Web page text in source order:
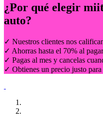
¿Por qué elegir
auto?
✓ Nuestros clientes nos
✓ Ahorras hasta el 70% al
✓ Pagas al mes y cancelas
✓ Obtienes un precio justo